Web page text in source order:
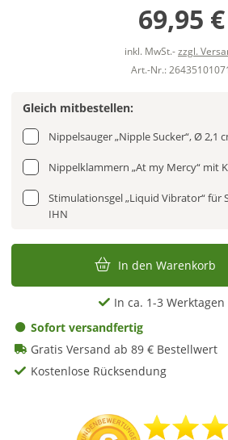
69,95 €
inkl. MwSt.-zzgl.
Art.-Nr.:
Gleich mitbestellen:
Nippelsauger „Nipple Sucker“, Ø 2,1
Nippelklammern „At my Mercy“ mit
Stimulationsgel „Liquid Vibrator“ für
IHN
In den Warenkorb
In ca. 1-3
Sofort versandfertig
Gratis Versand ab 89 € Bestellwert
Kostenlose Rücksendung